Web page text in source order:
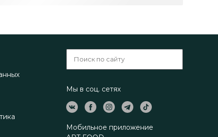
Мы в соц. сетях
Мобильное приложение